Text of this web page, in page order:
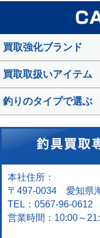
買取強化ブランド
買取取扱いアイテム
釣りのタイプで選ぶ
本社住所：
〒497-0034 愛知県
TEL：0567-96-0612
営業時間：10:00～